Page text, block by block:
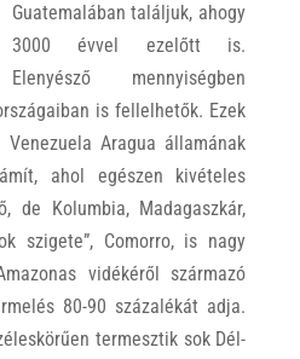
Guatemalában találjuk, ahogy
3000 évvel ezelőtt is.
Elenyésző mennyiségben
is fellelhetők. Ezek
Aragua államának
ahol egészen kivételes
de Kolumbia, Madagaszkár,
szigete”, Comorro, is nagy
vidékéről származó
80-90 százalékát adja.
termesztik sok Dél-